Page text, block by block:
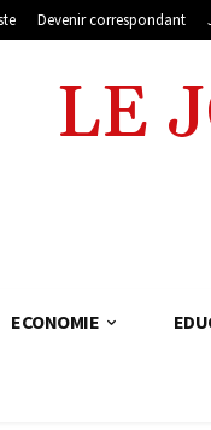
Devenir correspondant
LE
ECONOMIE